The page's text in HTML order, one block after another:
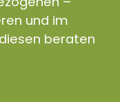
und im
beraten